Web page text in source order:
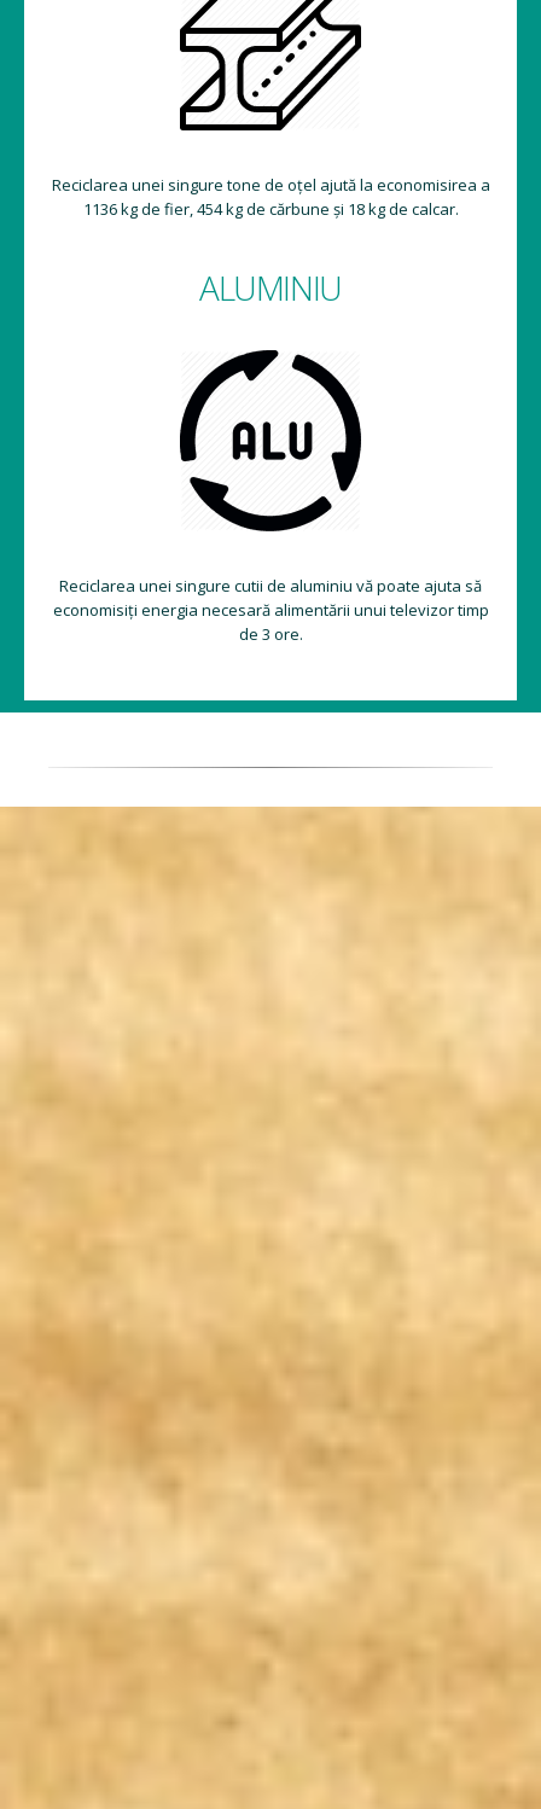
Reciclarea unei singure tone de oțel ajută la economisirea a
1136 kg de fier, 454 kg de cărbune și 18 kg de calcar.
ALUMINIU
Reciclarea unei singure cutii de aluminiu vă poate ajuta să
economisiți energia necesară alimentării unui televizor timp
de 3 ore.